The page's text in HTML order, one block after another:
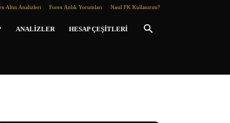
Altın Analizleri Forex Anlık Yorumları Nasıl FK Kullanırım?
ANALIZLER HESAP ÇEŞITLERI